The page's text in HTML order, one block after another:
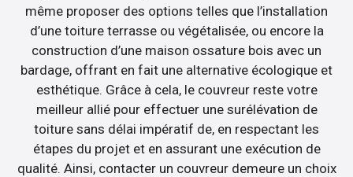
même proposer des options telles que l’installation
d’une toiture terrasse ou végétalisée, ou encore la
construction d’une maison ossature bois avec un
bardage, offrant en fait une alternative écologique et
esthétique. Grâce à cela, le couvreur reste votre
meilleur allié pour effectuer une surélévation de
toiture sans délai impératif de, en respectant les
étapes du projet et en assurant une exécution de
qualité. Ainsi, contacter un couvreur demeure un choix